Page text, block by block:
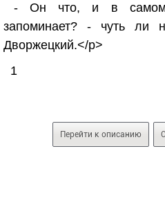
- Он что, и в самом
запоминает? - чуть ли
Дворжецкий.</p>
1
Перейти к описанию